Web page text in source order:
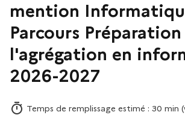
mention
Parcours Préparation
l'agrégation en
2026-2027
Temps de remplissage estimé : 30 min